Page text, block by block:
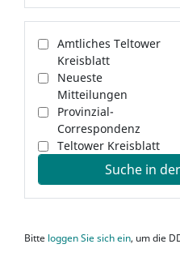
Amtliches Teltower
Kreisblatt
Neueste
Mitteilungen
Provinzial-
Correspondenz
Teltower Kreisblatt
Suche in
Bitte loggen Sie sich ein, um die